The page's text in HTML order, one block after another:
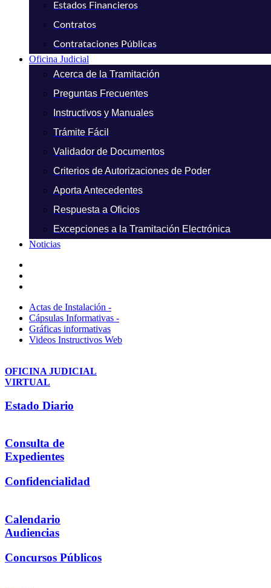
Estados Financieros
Contratos
Contrataciones Públicas
Oficina Judicial
Acerca de la Tramitación
Preguntas Frecuentes
Instructivos y Manuales
Trámite Fácil
Validador de Documentos
Criterios de Autorizaciones de Poder
Aporta Antecedentes
Respuesta a Oficios
Excepciones a la Tramitación Electrónica
Noticias
Actas de Instalación -
Cápsulas Informativas -
Gráficas informativas
Videos Instructivos Web
OFICINA JUDICIAL
VIRTUAL
Estado Diario
Consulta de
Expedientes
Confidencialidad
Calendario
Audiencias
Concursos Públicos